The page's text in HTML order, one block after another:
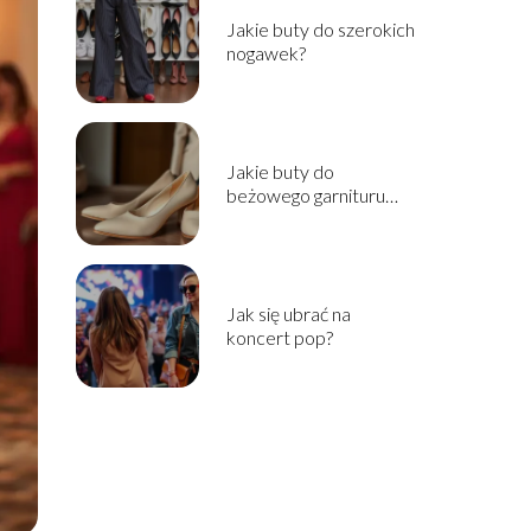
Jakie buty do szerokich
nogawek?
Jakie buty do
beżowego garnituru
Jak się ubrać na
koncert pop?